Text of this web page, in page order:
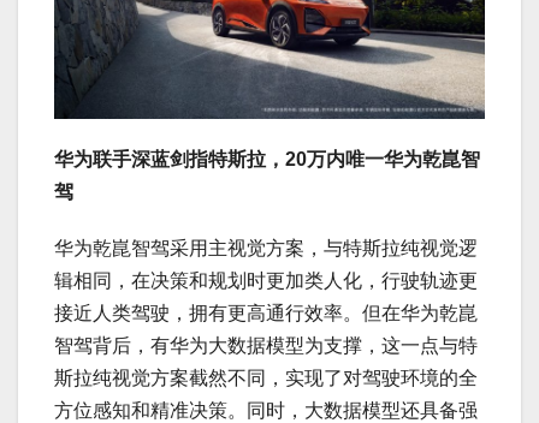
华为联手深蓝剑指特斯拉，20万内唯一华为乾崑智
驾
华为乾崑智驾采用主视觉方案，与特斯拉纯视觉逻
辑相同，在决策和规划时更加类人化，行驶轨迹更
接近人类驾驶，拥有更高通行效率。但在华为乾崑
智驾背后，有华为大数据模型为支撑，这一点与特
斯拉纯视觉方案截然不同，实现了对驾驶环境的全
方位感知和精准决策。同时，大数据模型还具备强